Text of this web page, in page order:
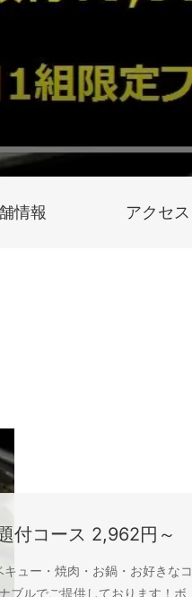
情報 アクセス
付コース 2,962円～
ュー・焼肉・お鍋・お好きなコ
ブルでご提供しております！ボ